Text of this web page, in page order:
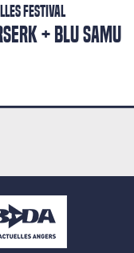
FESTIVAL
BLU SAMU